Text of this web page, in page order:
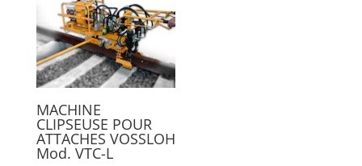
MACHINE
CLIPSEUSE POUR
ATTACHES VOSSLOH
Mod. VTC-L